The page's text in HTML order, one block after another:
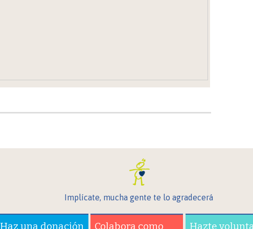
Implícate, mucha gente te lo agradecerá
Haz una donación Colabora como Hazte